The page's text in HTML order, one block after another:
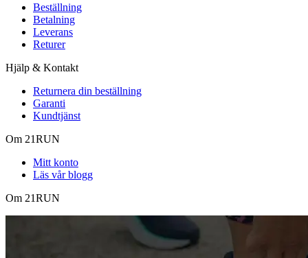
Beställning
Betalning
Leverans
Returer
Hjälp & Kontakt
Returnera din beställning
Garanti
Kundtjänst
Om 21RUN
Mitt konto
Läs vår blogg
Om 21RUN